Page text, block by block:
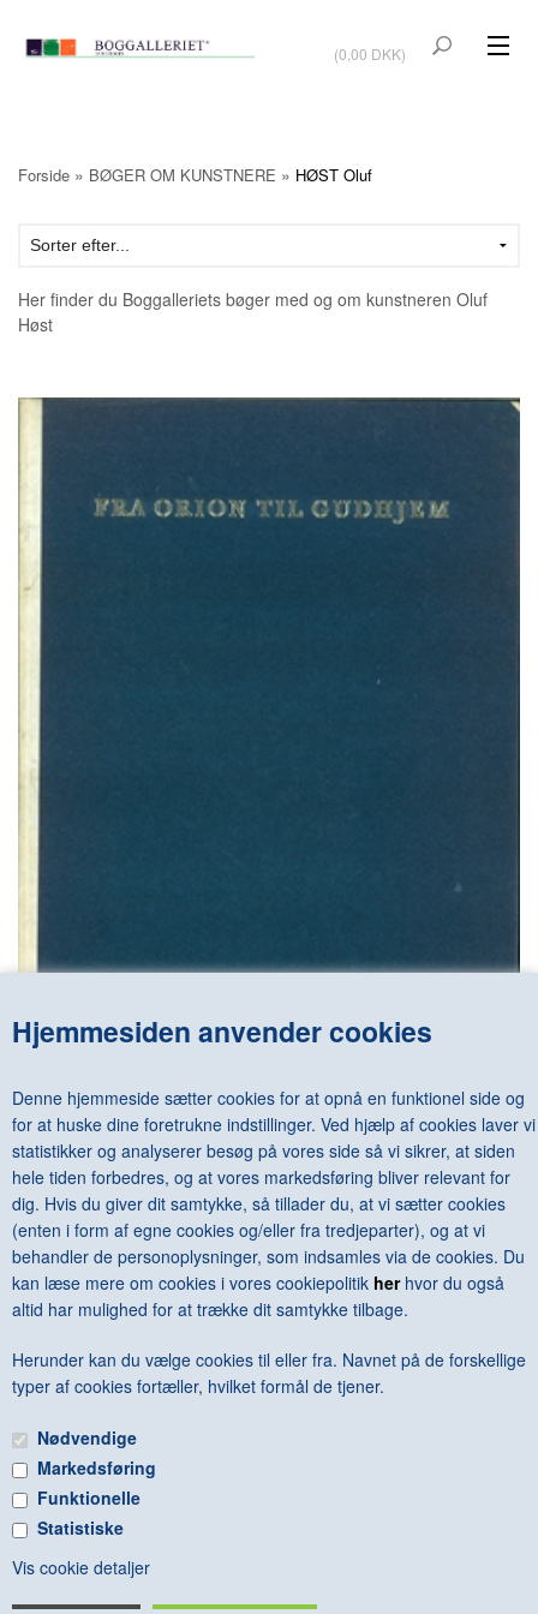
Hjemmesiden anvender cookies
Denne hjemmeside sætter cookies for at opnå en funktionel side og
for at huske dine foretrukne indstillinger. Ved hjælp af cookies laver vi
statistikker og analyserer besøg på vores side så vi sikrer, at siden
hele tiden forbedres, og at vores markedsføring bliver relevant for
dig. Hvis du giver dit samtykke, så tillader du, at vi sætter cookies
(enten i form af egne cookies og/eller fra tredjeparter), og at vi
behandler de personoplysninger, som indsamles via de cookies. Du
kan læse mere om cookies i vores cookiepolitik herhvor du også
altid har mulighed for at trække dit samtykke tilbage.
Herunder kan du vælge cookies til eller fra. Navnet på de forskellige
typer af cookies fortæller, hvilket formål de tjener.
Nødvendige
Markedsføring
Funktionelle
Statistiske
Vis cookie detaljer
(0,00 DKK)
BØGER OM KUNSTNERE
TILBUD
KONTAKT & ÅBNINSTIDER
UDVIDET SØGNING
Forside » BØGER OM KUNSTNERE » HØST Oluf
Her finder du Boggalleriets bøger med og om kunstneren Oluf
Høst
DKK 175,00
<--Forrige Næste-->
Antal varer: 1 Vis uden moms Anbefal Print
FRI FRAGT VED KØB OVER KR. 600 - © Copyright 2015 -
BOGGALLERIET - Hovedgaden 6B - 8410 Rønde - CVR: 88860314 -
Tlf: 86371035 - artbooks@boggalleriet.dk